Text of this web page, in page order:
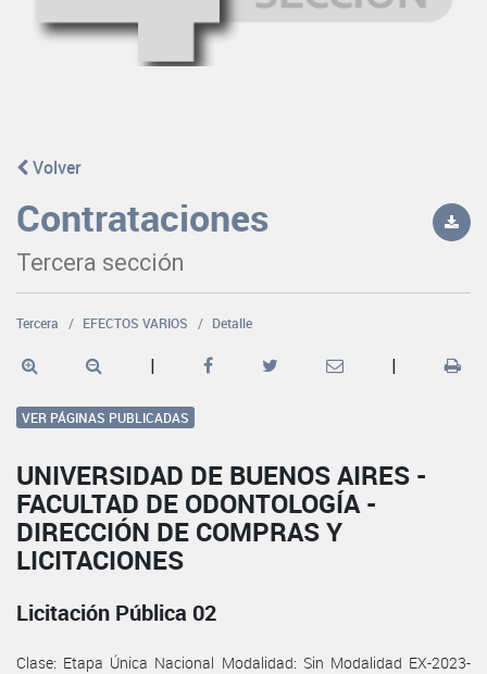
Volver
Contrataciones
Tercera sección
Tercera EFECTOS VARIOS Detalle
| |
VER PÁGINAS PUBLICADAS
UNIVERSIDAD DE BUENOS AIRES -
FACULTAD DE ODONTOLOGÍA -
DIRECCIÓN DE COMPRAS Y
LICITACIONES
Licitación Pública 02
Clase: Etapa Única Nacional Modalidad: Sin Modalidad EX-2023-